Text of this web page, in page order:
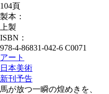
104頁
製本：
上製
ISBN：
978-4-86831-042-6 C0071
アート
日本美術
新刊予告
馬が放つ一瞬の煌めきを、